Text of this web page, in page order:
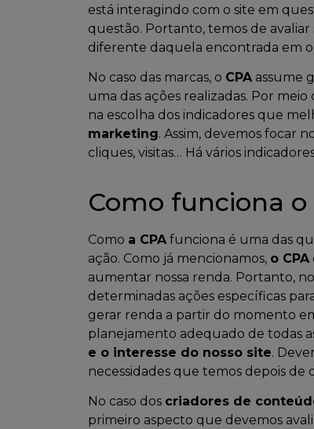
está interagindo com o site em
questão. Portanto, temos de
diferente daquela encontrada em
No caso das marcas, o CPAassume
uma das ações realizadas. Por
na escolha dos indicadores que
marketing. Assim, devemos focar
cliques, visitas… Há vários
Como funciona o
Como a CPA funciona é uma das
ação. Como já mencionamos, o CPA
aumentar nossa renda. Portanto,
determinadas ações específicas
gerar renda a partir do momento
planejamento adequado de todas
e o interesse do nosso site.
necessidades que temos depois de
No caso dos criadores de
primeiro aspecto que devemos